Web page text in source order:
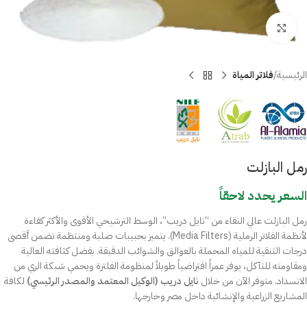
Click to enlarge
الرئيسية فلاتر المياة
رمل البازلت
السعر يحدد لاحقاً
رمل البازلت عالي النقاء من “نايل دريب”، الوسط الترشيحي الأقوى والأكثر كفاءة
لأنظمة الفلاتر الرملية (Media Filters). يتميز بحبيبات صلبة ومنتظمة تضمن أقصى
درجات التنقية للمياه المحملة بالعوالق والشوائب الدقيقة. بفضل كثافته العالية
ومقاومته للتآكل، يوفر عمراً افتراضياً طويلاً لمنظومة الفلترة ويحمي شبكة الري من
الانسداد. متوفر الآن من خلال نايل دريب (الوكيل المعتمد والمصدر الرئيسي) لكافة
المشاريع الزراعية والإنشائية داخل مصر وخارجها.